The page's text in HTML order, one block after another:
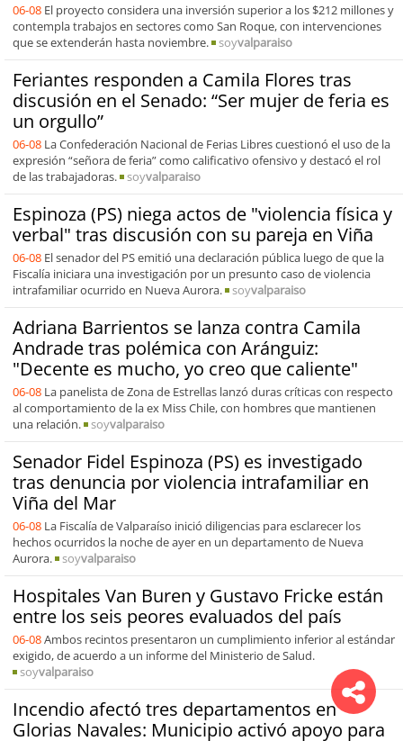
06-08 El proyecto considera una inversión superior a los $212 millones y
contempla trabajos en sectores como San Roque, con intervenciones
que se extenderán hasta noviembre.
soyvalparaiso
Feriantes responden a Camila Flores tras
discusión en el Senado: “Ser mujer de feria es
un orgullo”
06-08 La Confederación Nacional de Ferias Libres cuestionó el uso de la
expresión “señora de feria” como calificativo ofensivo y destacó el rol
de las trabajadoras.
soyvalparaiso
Espinoza (PS) niega actos de "violencia física y
verbal" tras discusión con su pareja en Viña
06-08 El senador del PS emitió una declaración pública luego de que la
Fiscalía iniciara una investigación por un presunto caso de violencia
intrafamiliar ocurrido en Nueva Aurora.
soyvalparaiso
Adriana Barrientos se lanza contra Camila
Andrade tras polémica con Aránguiz:
"Decente es mucho, yo creo que caliente"
06-08 La panelista de Zona de Estrellas lanzó duras críticas con respecto
al comportamiento de la ex Miss Chile, con hombres que mantienen
una relación.
soyvalparaiso
Senador Fidel Espinoza (PS) es investigado
tras denuncia por violencia intrafamiliar en
Viña del Mar
06-08 La Fiscalía de Valparaíso inició diligencias para esclarecer los
hechos ocurridos la noche de ayer en un departamento de Nueva
Aurora.
soyvalparaiso
Hospitales Van Buren y Gustavo Fricke están
entre los seis peores evaluados del país
06-08Ambos recintos presentaron un cumplimiento inferior al estándar
exigido, de acuerdo a un informe del Ministerio de Salud.
soyvalparaiso
Incendio afectó tres departamentos en
Glorias Navales: Municipio activó apoyo para